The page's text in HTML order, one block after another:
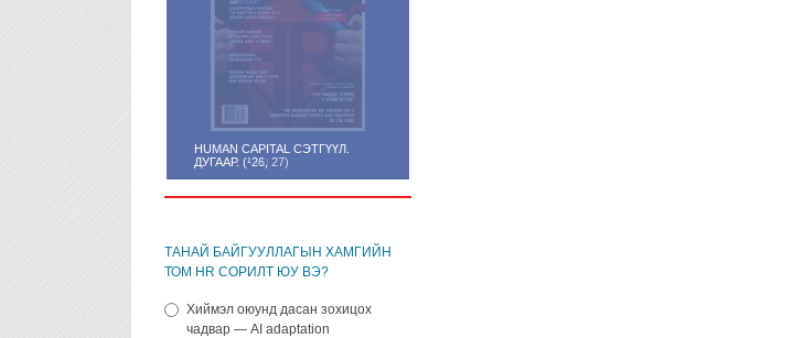
HUMAN CAPITAL СЭТГҮҮЛ.
ДУГААР. (¹26, 27)
ТАНАЙ БАЙГУУЛЛАГЫН ХАМГИЙН
ТОМ HR СОРИЛТ ЮУ ВЭ?
Хиймэл оюунд дасан зохицох
чадвар — AI adaptation